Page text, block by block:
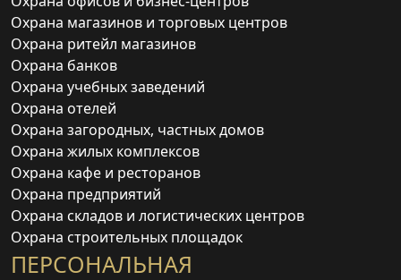
Охрана магазинов и торговых центров
Охрана ритейл магазинов
Охрана банков
Охрана учебных заведений
Охрана отелей
Охрана загородных, частных домов
Охрана жилых комплексов
Охрана кафе и ресторанов
Охрана предприятий
Охрана складов и логистических центров
Охрана строительных площадок
ПЕРСОНАЛЬНАЯ